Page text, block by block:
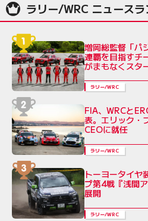
ラリー/WRC ニュース
増岡総監督「パ
連覇を目指すチ
がまもなくスタ
ラリー/WRC
FIA、WRCと
表。エリック・
CEOに就任
ラリー/WRC
トーヨータイヤ
プ第4戦『浅間
展開
ラリー/WRC